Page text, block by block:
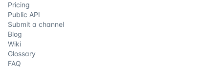
Pricing
Public API
Submit a channel
Blog
Wiki
Glossary
FAQ